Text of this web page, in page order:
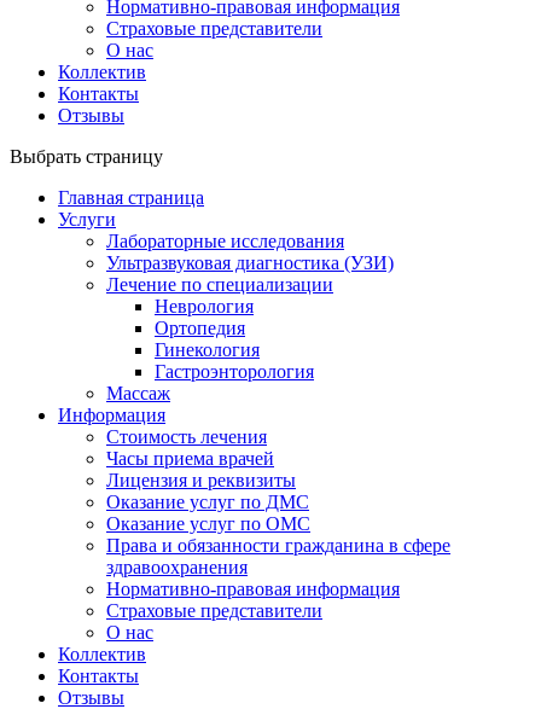
Нормативно-правовая информация
Страховые представители
О нас
Коллектив
Контакты
Отзывы
Выбрать страницу
Главная страница
Услуги
Лабораторные исследования
Ультразвуковая диагностика (УЗИ)
Лечение по специализации
Неврология
Ортопедия
Гинекология
Гастроэнторология
Массаж
Информация
Стоимость лечения
Часы приема врачей
Лицензия и реквизиты
Оказание услуг по ДМС
Оказание услуг по ОМС
Права и обязанности гражданина в сфере
здравоохранения
Нормативно-правовая информация
Страховые представители
О нас
Коллектив
Контакты
Отзывы